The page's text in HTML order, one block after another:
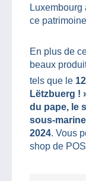
Luxembourg
ce
En plus de
beaux
tels que le 12
Lëtzbuerg !
du pape, le
sous-
2024. Vous
shop de